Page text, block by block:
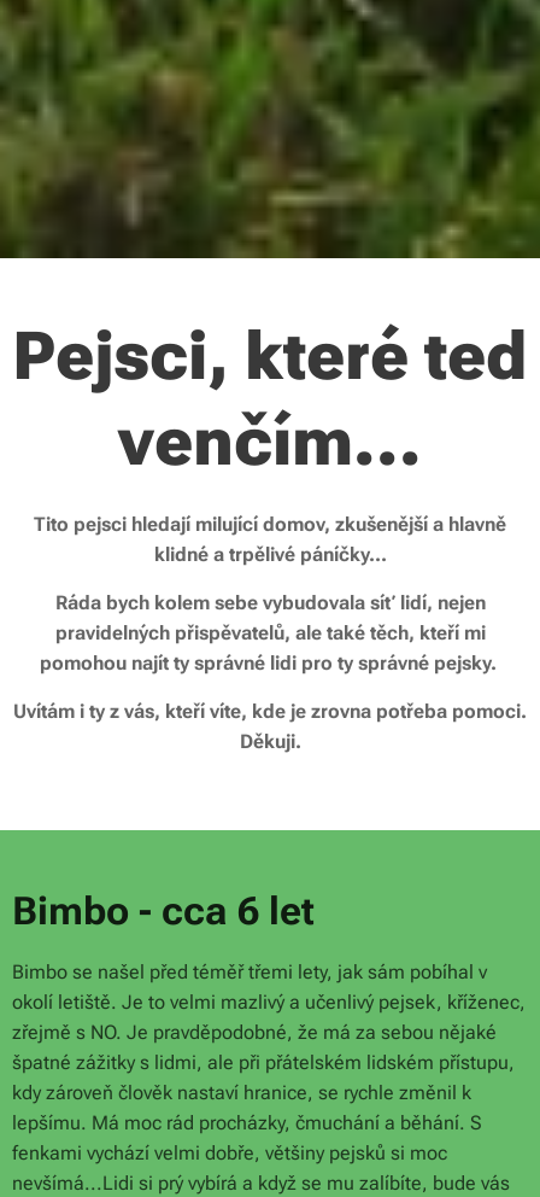
Pejsci, které teď
venčím...
Tito pejsci hledají milující domov, zkušenější a hlavně
klidné a trpělivé páníčky...
Ráda bych kolem sebe vybudovala síť lidí, nejen
pravidelných přispěvatelů, ale také těch, kteří mi
pomohou najít ty správné lidi pro ty správné pejsky.
Uvítám i ty z vás, kteří víte, kde je zrovna potřeba pomoci.
Děkuji.
Bimbo - cca 6 let
Bimbo se našel před téměř třemi lety, jak sám pobíhal v
okolí letiště. Je to velmi mazlivý a učenlivý pejsek, kříženec,
zřejmě s NO. Je pravděpodobné, že má za sebou nějaké
špatné zážitky s lidmi, ale při přátelském lidském přístupu,
kdy zároveň člověk nastaví hranice, se rychle změnil k
lepšímu. Má moc rád procházky, čmuchání a běhání. S
fenkami vychází velmi dobře, většiny pejsků si moc
nevšímá...Lidi si prý vybírá a když se mu zalíbíte, bude vás